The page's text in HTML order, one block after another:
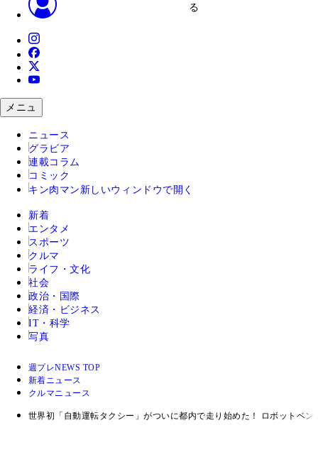
る
メニュ
ニュース
グラビア
連載コラム
コミック
キン肉マン 新しいウィンドウで開く
新着
エンタメ
スポーツ
クルマ
ライフ・文化
社会
政治・国際
経済・ビジネス
IT・科学
写真
週プレNEWS TOP
新着ニュース
クルマニュース
世界初「自動運転タクシー」がついに都内で走り始めた！ ロボットベ